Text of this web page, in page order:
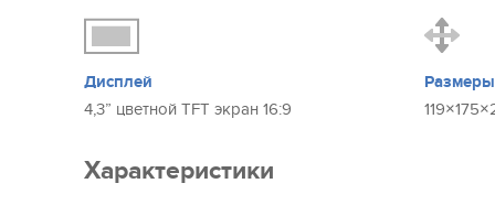
яркое и контрастное изображение.
Подключение и совместимость
SQ-04 поддерживает работу с большинством
видеонаблюдения и расширять ее функционал.
Дисплей
4,3” цветной TFT экран 16:9
Размеры
Характеристики